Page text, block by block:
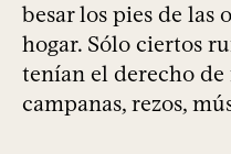
besar los pies de las
hogar. Sólo ciertos
tenían el derecho
campanas, rezos,